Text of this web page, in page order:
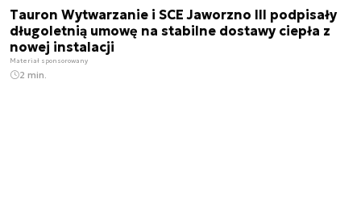
Tauron Wytwarzanie i SCE Jaworzno III podpisały
długoletnią umowę na stabilne dostawy ciepła z
nowej instalacji
Materiał sponsorowany
2 min.